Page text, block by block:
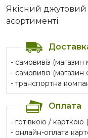
Якісний
асортименті
- самовивіз (магазин
- самовивіз
- транспортна
Оплата
- готівкою / карткою
- онлайн-оплата